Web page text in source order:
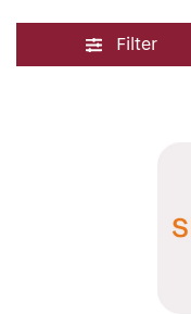
Filter